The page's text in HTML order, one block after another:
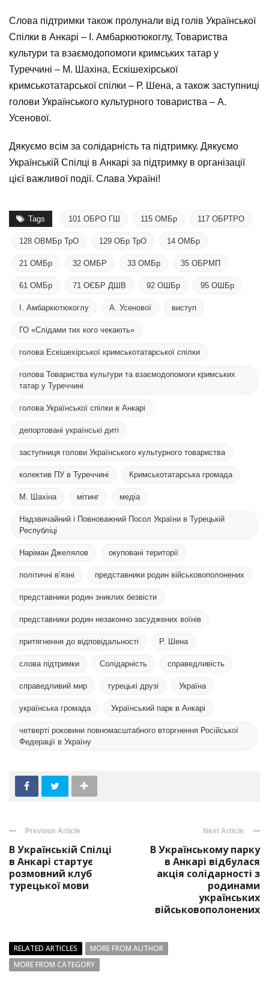
Слова підтримки також пролунали від голів Української
Спілки в Анкарі – І. Амбаркютюкоглу, Товариства
культури та взаємодопомоги кримських татар у
Туреччині – М. Шахіна, Ескішехірської
кримськотатарської спілки – Р. Шена, а також заступниці
голови Українського культурного товариства – А.
Усенової.
Дякуємо всім за солідарність та підтримку. Дякуємо
Українській Спілці в Анкарі за підтримку в організації
цієї важливої події. Слава Україні!
Tags 101 ОБРО ГШ 115 ОМБр 117 ОБРТРО
128 ОВМБр ТрО 129 ОБр ТрО 14 ОМБр
21 ОМБр 32 ОМБР 33 ОМБр 35 ОБРМП
61 ОМБр 71 ОЄБР ДШВ 92 ОШБр 95 ОШБр
І. Амбаркютюкоглу А. Усенової виступ
ГО «Слідами тих кого чекають»
голова Ескішехірської кримськотатарської спілки
голова Товариства культури та взаємодопомоги кримських
татар у Туреччині
голова Української спілки в Анкарі
депортовані українські диті
заступниця голови Українського культурного товариства
колектив ПУ в Туреччині Кримськотатарська громада
М. Шахіна мітинг медіа
Надзвичайний і Повноважний Посол України в Турецькій
Республіці
Наріман Джелялов окуповані території
політичні в’язні представники родин військовополонених
представники родин зниклих безвісти
представники родин незаконно засуджених воїнів
притягнення до відповідальності Р. Шена
слова підтримки Солідарність справедливість
справедливий мир турецькі друзі Україна
українська громада Український парк в Анкарі
четверті роковини повномасштабного вторгнення Російської
Федерації в Україну
Previous Article
В Українській Спілці
в Анкарі стартує
розмовний клуб
турецької мови
Next Article
В Українському парку
в Анкарі відбулася
акція солідарності з
родинами
українських
військовополонених
RELATED ARTICLES
MORE FROM AUTHOR
MORE FROM CATEGORY